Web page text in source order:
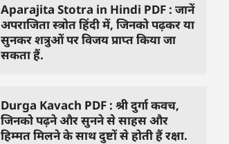
Aparajita Stotra in Hindi PDF : जानें
अपराजिता स्त्रोत हिंदी में, जिनको पढ़कर या
सुनकर शत्रुओं पर विजय प्राप्त किया जा
सकता हैं.
Durga Kavach PDF : श्री दुर्गा कवच,
जिनको पढ़ने और सुनने से साहस और
हिम्मत मिलने के साथ दुष्टों से होती हैं रक्षा.